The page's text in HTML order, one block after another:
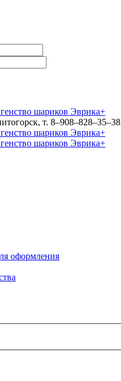
т. 8–908–828–35–38
оформления